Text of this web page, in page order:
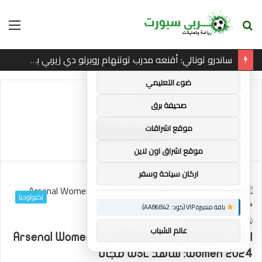
بحث
ساندرو تونالي: أقنعه مدرب توتنهام روبرتو دي زيربي بسرعة بالتوقيع
Women
Women
تكنولوجيا
mrabi
0
44
البث المباشر لمباراة Arsenal Women vs. Chelsea
Women 2024: شاهد WSL مجانًا
توصيات :
باقة متميزة VIP (كود: AA35872):
ضوء التعليمي
صحيفة برق
موقع اشراقات
موقع اشراق اون لاين
اركان سياحة وسفر
باقة متميزة VIP (كود: AA86842):
عالم الشباب